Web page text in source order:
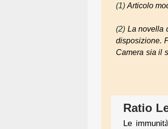
(1) Articolo
(2) La novella
disposizione.
Camera sia il
Ratio
Le